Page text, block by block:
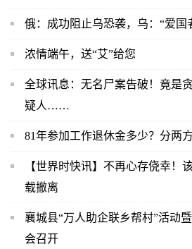
俄：成功阻止乌恐袭，乌：“爱国
浓情端午，送“艾”给您
全球讯息：无名尸案告破！竟是
疑人……
81年参加工作退休金多少？分两
【世界时快讯】不再心存侥幸！
载撤离
襄城县“万人助企联乡帮村”活动
会召开